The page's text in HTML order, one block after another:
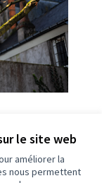
le site web
améliorer la
nous permettent